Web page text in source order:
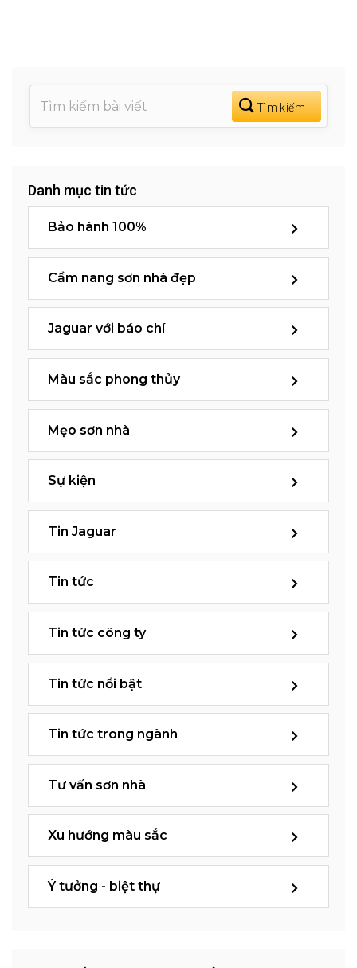
Danh mục tin tức
Bảo hành 100%
Cẩm nang sơn nhà đẹp
Jaguar với báo chí
Màu sắc phong thủy
Mẹo sơn nhà
Sự kiện
Tin Jaguar
Tin tức
Tin tức công ty
Tin tức nổi bật
Tin tức trong ngành
Tư vấn sơn nhà
Xu hướng màu sắc
Ý tưởng - biệt thự